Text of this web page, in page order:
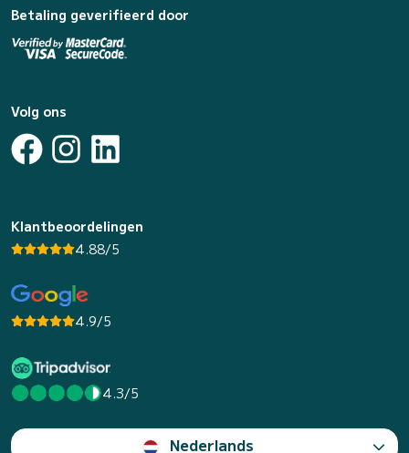
Betaling geverifieerd door
Volg ons
Klantbeoordelingen
4.88/5
4.9/5
4.3/5
Nederlands